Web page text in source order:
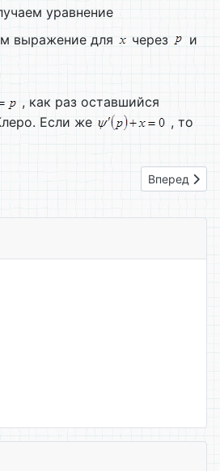
уравнение
выражение для через
и
, как раз оставшийся
Если же
, то
с разделяющимися переменными,
Следующий:
Вперед